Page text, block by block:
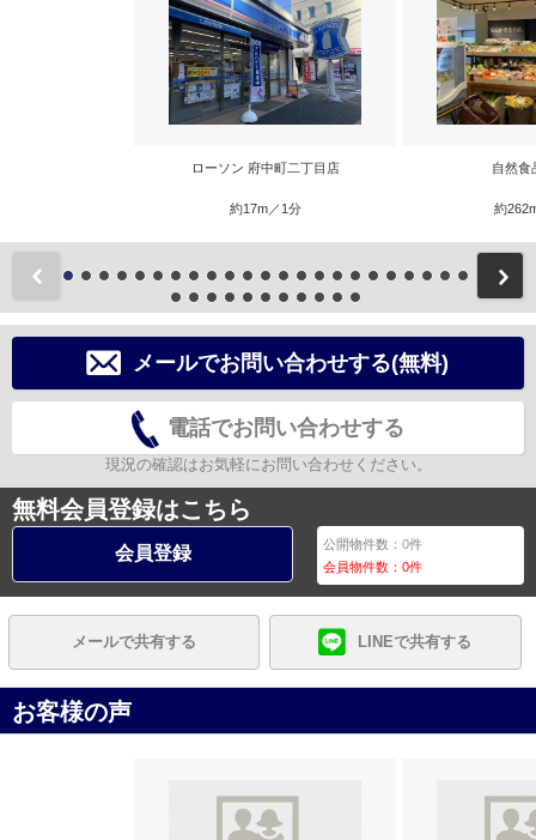
ローソン 府中町二丁目店
約17m／1分
自然食
約
前
メールでお問い合わせする(無料)
電話でお問い合わせする
現況の確認はお気軽にお問い合わせください。
無料会員登録はこちら
会員登録 公開物件数：0件
会員物件数：0件
メールで共有する LINEで共有する
お客様の声